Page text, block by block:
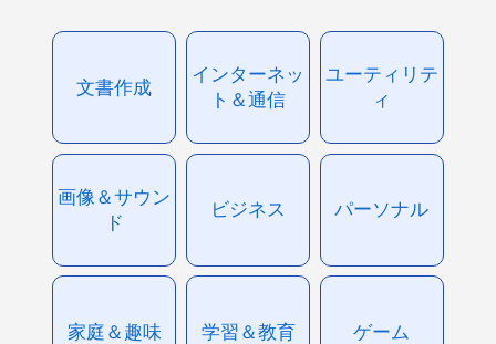
文書作成
インターネッ
ト＆通信
ユーティリテ
ィ
画像＆サウン
ド
ビジネス パーソナル
家庭＆趣味 学習＆教育 ゲーム